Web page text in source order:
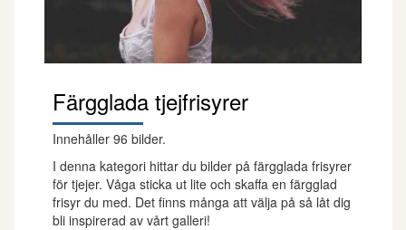
Färgglada tjejfrisyrer
Innehåller 96 bilder.
I denna kategori hittar du bilder på färgglada frisyrer
för tjejer. Våga sticka ut lite och skaffa en färgglad
frisyr du med. Det finns många att välja på så låt dig
bli inspirerad av vårt galleri!